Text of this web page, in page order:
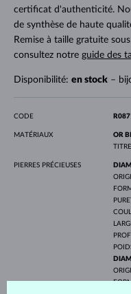
certificat d'authenticité.
de synthèse de haute
Remise à taille gratuite
consultez notre guide des
Disponibilité: en stock–
CODE
MATÉRIAUX
OR
TITRE
PIERRES PRÉCIEUSES